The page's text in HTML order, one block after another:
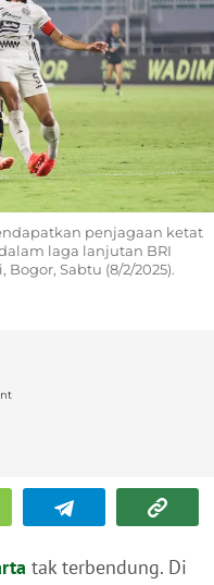
penjagaan ketat
laga lanjutan BRI
Bogor, Sabtu (8/2/2025).
tak terbendung. Di